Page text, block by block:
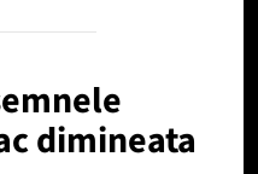
dimineata